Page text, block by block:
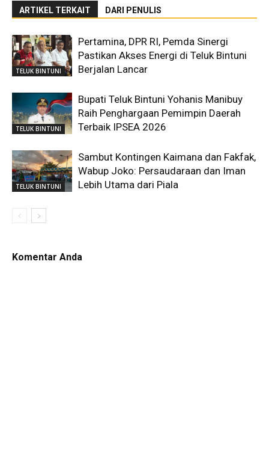
ARTIKEL TERKAIT DARI PENULIS
TELUK BINTUNI
Pertamina, DPR RI, Pemda Sinergi
Pastikan Akses Energi di Teluk Bintuni
Berjalan Lancar
TELUK BINTUNI
Bupati Teluk Bintuni Yohanis Manibuy
Raih Penghargaan Pemimpin Daerah
Terbaik IPSEA 2026
TELUK BINTUNI
Sambut Kontingen Kaimana dan Fakfak,
Wabup Joko: Persaudaraan dan Iman
Lebih Utama dari Piala
Komentar Anda